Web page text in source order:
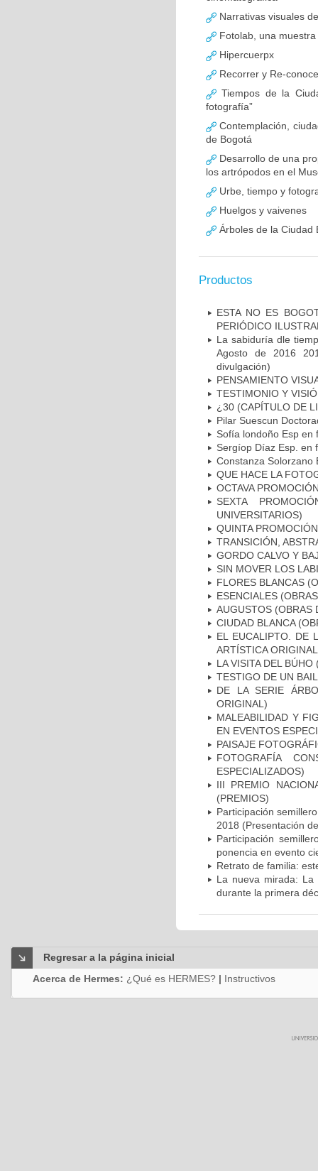
Narrativas visuales
Fotolab, una
Hipercuerpx
Recorrer y Re-
Tiempos de la
fotografía”
Contemplación,
de Bogotá
Desarrollo de una
los artrópodos en el
Urbe, tiempo y
Huelgos y vaivenes
Árboles de la Ciudad
Productos
ESTA NO ES
PERIÓDICO
La sabiduría dle
Agosto de 2016
divulgación)
PENSAMIENTO
TESTIMONIO Y
¿30 (CAPÍTULO DE
Pilar Suescun
Sofía londoño Esp en
Sergíop Díaz Esp. en
Constanza Solorzano
QUE HACE LA
OCTAVA
SEXTA
UNIVERSITARIOS)
QUINTA
TRANSICIÓN,
GORDO CALVO Y
SIN MOVER LOS
FLORES BLANCAS
ESENCIALES
AUGUSTOS (OBRAS
CIUDAD BLANCA
EL EUCALIPTO. DE
ARTÍSTICA
LA VISITA DEL
TESTIGO DE UN
DE LA SERIE
ORIGINAL)
MALEABILIDAD Y
EN EVENTOS
PAISAJE
FOTOGRAFÍA
ESPECIALIZADOS)
III PREMIO
(PREMIOS)
Participación
2018 (Presentación
Participación
ponencia en evento
Retrato de familia:
La nueva mirada:
durante la primera
Regresar a la página inicial
Acerca de Hermes: ¿Qué es HERMES? | Instructivos